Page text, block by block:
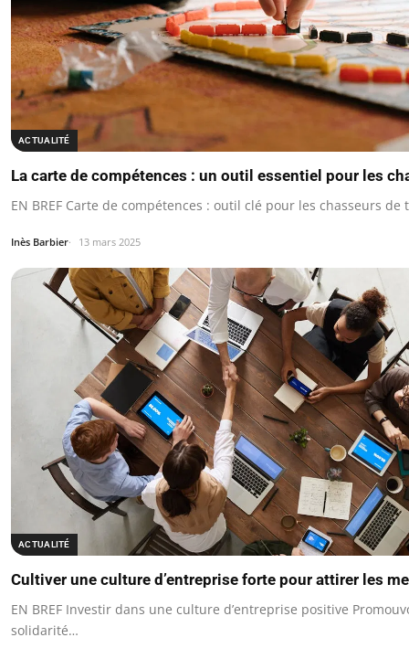
ACTUALITÉ
La carte de compétences : un outil essentiel pour les
EN BREF Carte de compétences : outil clé pour les chasseurs de
Inès Barbier 13 mars 2025
ACTUALITÉ
Cultiver une culture d’entreprise forte pour attirer les
EN BREF Investir dans une culture d’entreprise positive
solidarité…